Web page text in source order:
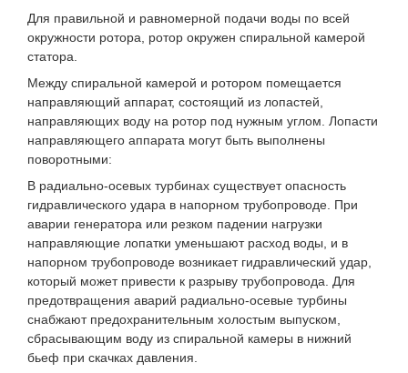
Для правильной и равномерной подачи воды по всей
окружности ротора, ротор окружен спиральной камерой
статора.
Между спиральной камерой и ротором помещается
направляющий аппарат, состоящий из лопастей,
направляющих воду на ротор под нужным углом. Лопасти
направляющего аппарата могут быть выполнены
поворотными:
В радиально-осевых турбинах существует опасность
гидравлического удара в напорном трубопроводе. При
аварии генератора или резком падении нагрузки
направляющие лопатки уменьшают расход воды, и в
напорном трубопроводе возникает гидравлический удар,
который может привести к разрыву трубопровода. Для
предотвращения аварий радиально-осевые турбины
снабжают предохранительным холостым выпуском,
сбрасывающим воду из спиральной камеры в нижний
бьеф при скачках давления.